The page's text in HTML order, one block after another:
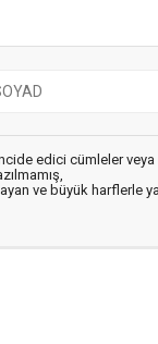
edici cümleler veya
ve büyük harflerle